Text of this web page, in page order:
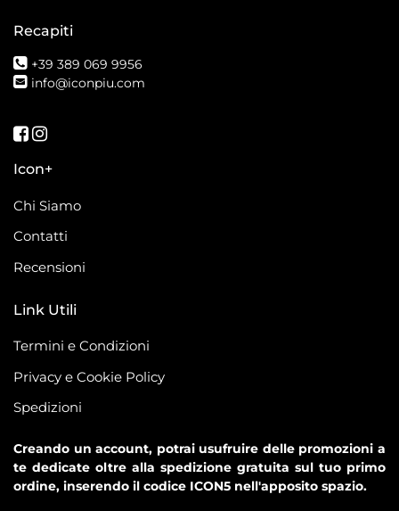
Recapiti
+39 389 069 9956
info@iconpiu.com
Seguici su Facebook
Seguici su Instagram
Icon+
Chi Siamo
Contatti
Recensioni
Link Utili
Termini e Condizioni
Privacy e Cookie Policy
Spedizioni
Creando un account, potrai usufruire delle promozioni a
te dedicate oltre alla spedizione gratuita sul tuo primo
ordine, inserendo il codice ICON5 nell'apposito spazio.